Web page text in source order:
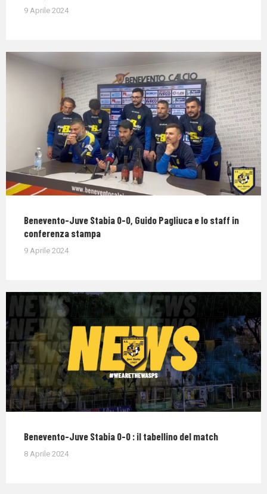
9 Aprile 2024
Benevento-Juve Stabia 0-0, Guido Pagliuca e lo staff in
conferenza stampa
9 Aprile 2024
Benevento-Juve Stabia 0-0 : il tabellino del match
8 Aprile 2024